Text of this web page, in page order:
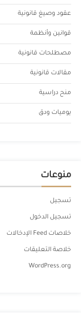
عقود وصيغ قانونية
قوانين وأنظمة
مصطلحات قانونية
مقالات قانونية
منح دراسية
يوميات ودق
منوعات
تسجيل
تسجيل الدخول
خلاصات Feed الإدخالات
خلاصة التعليقات
WordPress.org